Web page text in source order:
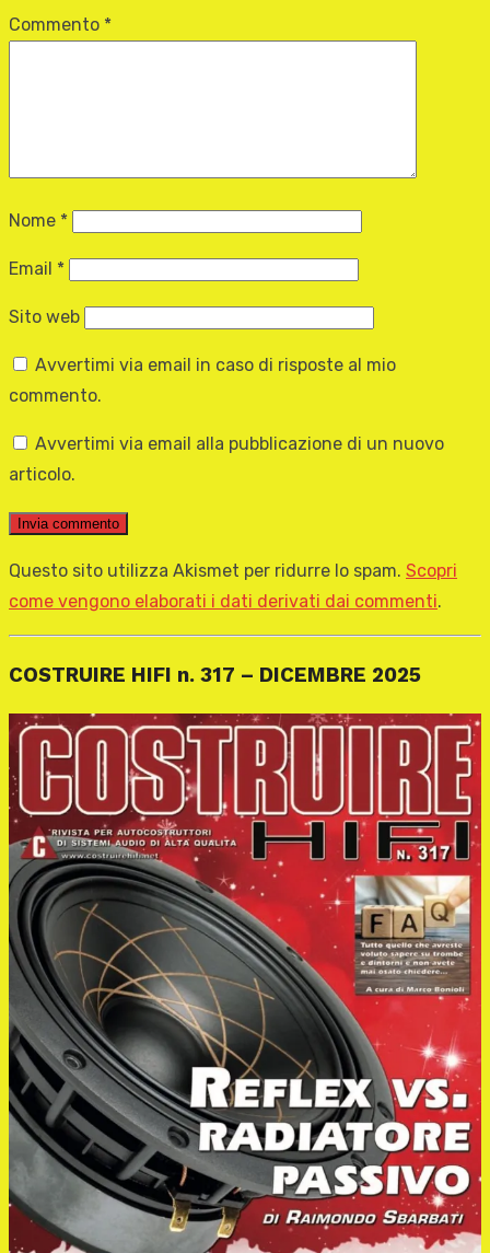
Commento *
Nome *
Email *
Sito web
Avvertimi via email in caso di risposte al mio
commento.
Avvertimi via email alla pubblicazione di un nuovo
articolo.
Questo sito utilizza Akismet per ridurre lo spam. Scopri
come vengono elaborati i dati derivati dai commenti.
COSTRUIRE HIFI n. 317 – DICEMBRE 2025